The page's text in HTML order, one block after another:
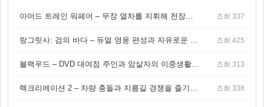
아머드 트레인 워페어 – 무장 열차를 지휘해 전장을 돌파하는 생존 전투 게임 조회 337
랑그릿사: 검의 바다 – 듀얼 영웅 편성과 자유로운 탐험을 결합한 판타지 전략 RPG 조회 425
블랙우드 – DVD 대여점 주인과 암살자의 이중생활을 그린 3인칭 액션 스릴러 게임 조회 313
렉크리에이션 2 – 차량 충돌과 지름길 경쟁을 즐기는 오픈월드 아케이드 레이싱 게임 조회 338